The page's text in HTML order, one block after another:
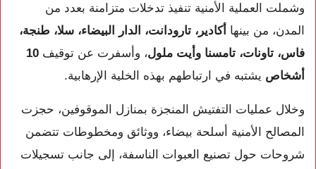
وشملت العملية الأمنية تنفيذ تدخلات متزامنة بعدد من
المدن، من بينها أكادير، تارودانت، الدار البيضاء، سلا، طنجة،
فاس، تاونات، تامسنا وأيت ملول، وأسفرت عن توقيف 10
أشخاص يشتبه في ارتباطهم بهذه الخلية الإرهابية.
وخلال عمليات التفتيش المنجزة بمنازل الموقوفين، حجزت
المصالح الأمنية أسلحة بيضاء، ووثائق ومخطوطات تتضمن
شروحات حول تصنيع العبوات الناسفة، إلى جانب تسجيلات